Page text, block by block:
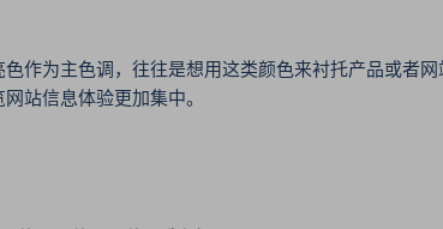
为主色调，往往是想用这类颜色来衬托产品或者网
站信息体验更加集中。